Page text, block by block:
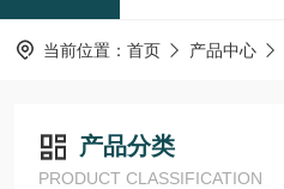
当前位置： 首页 产品中心
产品分类
PRODUCT CLASSIFICATION